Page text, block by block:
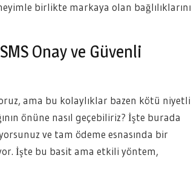
birlikte markaya olan bağlılıklarını
Onay ve Güvenli
ama bu kolaylıklar bazen kötü niyetli
önüne nasıl geçebiliriz? İşte burada
ve tam ödeme esnasında bir
İşte bu basit ama etkili yöntem,